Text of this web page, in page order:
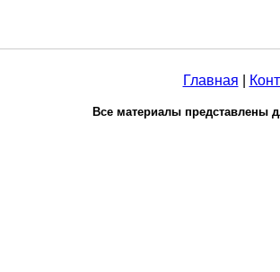
Главная
Все материалы представлены